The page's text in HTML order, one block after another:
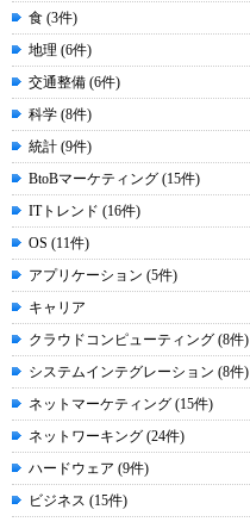
食 (3件)
地理 (6件)
交通整備 (6件)
科学 (8件)
統計 (9件)
BtoBマーケティング (15件)
ITトレンド (16件)
OS (11件)
アプリケーション (5件)
キャリア
クラウドコンピューティング (8件)
システムインテグレーション (8件)
ネットマーケティング (15件)
ネットワーキング (24件)
ハードウェア (9件)
ビジネス (15件)